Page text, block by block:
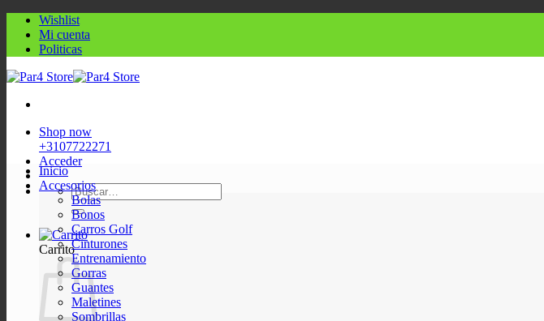
Saltar
contenido
Wishlist
Mi cuenta
Politicas
Shop now
+3107722271
Acceder
Buscar
por:
Carrito
Inicio
Accesorios
Bolas
Bonos
Carros Golf
Cinturones
Entrenamiento
Gorras
Guantes
Maletines
Sombrillas